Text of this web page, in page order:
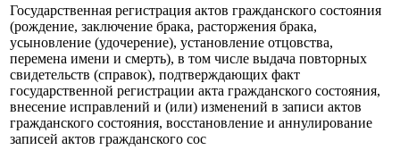
Государственная регистрация актов гражданского состояния
(рождение, заключение брака, расторжения брака,
усыновление (удочерение), установление отцовства,
перемена имени и смерть), в том числе выдача повторных
свидетельств (справок), подтверждающих факт
государственной регистрации акта гражданского состояния,
внесение исправлений и (или) изменений в записи актов
гражданского состояния, восстановление и аннулирование
записей актов гражданского сос